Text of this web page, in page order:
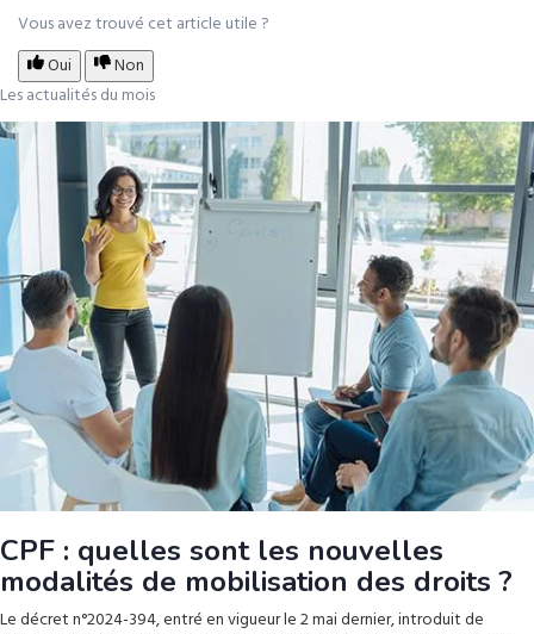
Vous avez trouvé cet article utile ?
Oui
Non
Les actualités du mois
CPF : quelles sont les nouvelles
modalités de mobilisation des droits ?
Le décret n°2024-394, entré en vigueur le 2 mai dernier, introduit de